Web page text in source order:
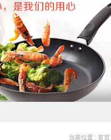
当前位置 : 首页